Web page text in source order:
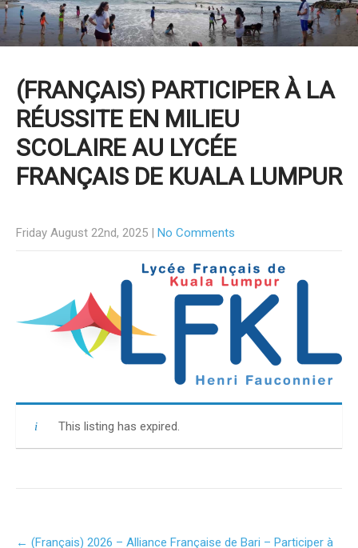
(FRANÇAIS) PARTICIPER À LA
RÉUSSITE EN MILIEU
SCOLAIRE AU LYCÉE
FRANÇAIS DE KUALA LUMPUR
Friday August 22nd, 2025 No Comments
This listing has expired.
Post
← (Français) 2026 – Alliance Française de Bari – Participer à